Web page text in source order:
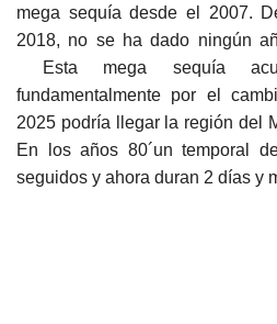
mega sequía desde el 2007.
2018, no se ha dado ningún
Esta mega sequía
fundamentalmente por el
2025 podría llegar la región del
En los años 80´un temporal
seguidos y ahora duran 2 días y